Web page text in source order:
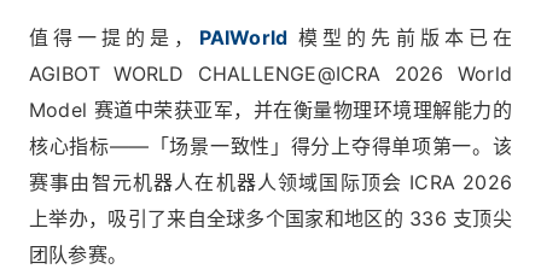
值得一提的是， PAIWorld 模型的先前版本已在
AGIBOT WORLD CHALLENGE@ICRA 2026 World
Model 赛道中荣获亚军，并在衡量物理环境理解能力的
核心指标——「场景一致性」得分上夺得单项第一。该
赛事由智元机器人在机器人领域国际顶会 ICRA 2026
上举办，吸引了来自全球多个国家和地区的 336 支顶尖
团队参赛。